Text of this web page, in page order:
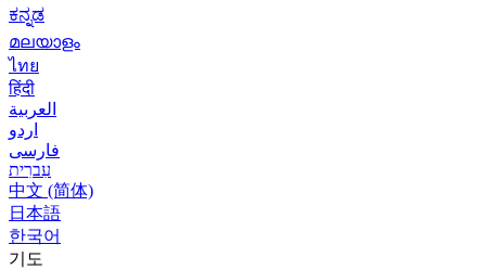
ಕನ್ನಡ
മലയാളം
ไทย
हिंदी
العربية
اردو
فارسی
עִברִית
中文 (简体)
日本語
한국어
기도